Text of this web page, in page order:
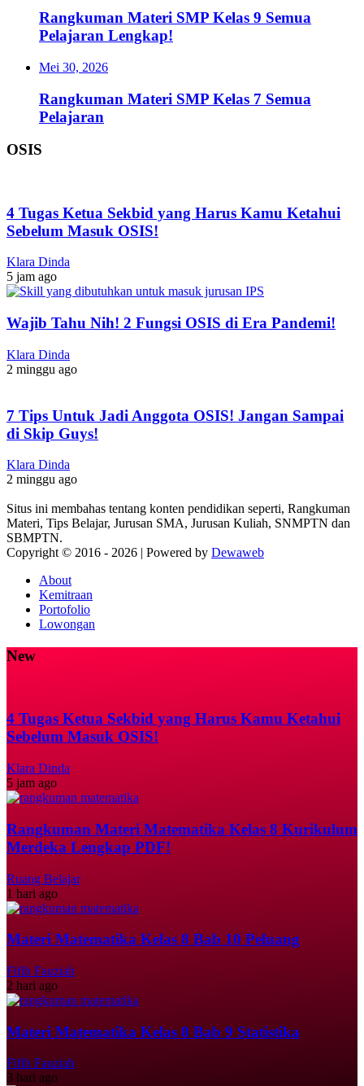
Rangkuman Materi SMP Kelas 9 Semua
Pelajaran Lengkap!
Mei 30, 2026
Rangkuman Materi SMP Kelas 7 Semua
Pelajaran
OSIS
4 Tugas Ketua Sekbid yang Harus Kamu Ketahui
Sebelum Masuk OSIS!
Klara Dinda
5 jam ago
Wajib Tahu Nih! 2 Fungsi OSIS di Era Pandemi!
Klara Dinda
2 minggu ago
7 Tips Untuk Jadi Anggota OSIS! Jangan Sampai
di Skip Guys!
Klara Dinda
2 minggu ago
Situs ini membahas tentang konten pendidikan seperti, Rangkuman
Materi, Tips Belajar, Jurusan SMA, Jurusan Kuliah, SNMPTN dan
SBMPTN.
Copyright © 2016 - 2026 | Powered by Dewaweb
About
Kemitraan
Portofolio
Lowongan
New
4 Tugas Ketua Sekbid yang Harus Kamu Ketahui
Sebelum Masuk OSIS!
Klara Dinda
5 jam ago
Rangkuman Materi Matematika Kelas 8 Kurikulum
Merdeka Lengkap PDF!
Ruang Belajar
1 hari ago
Materi Matematika Kelas 8 Bab 10 Peluang
Fifih Fauziah
2 hari ago
Materi Matematika Kelas 8 Bab 9 Statistika
Fifih Fauziah
3 hari ago